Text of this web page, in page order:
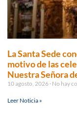
La Santa Sede
motivo de las
Nuestra Señora
10 agosto, 2026 No hay
Leer Noticia »